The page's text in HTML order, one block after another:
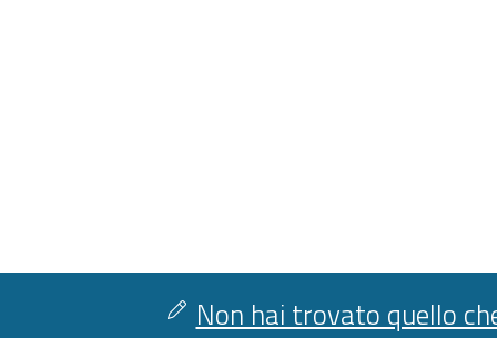
Non hai trovato quello